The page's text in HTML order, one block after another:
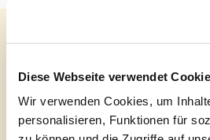
Diese Webseite verwendet
Wir verwenden Cookies, um
personalisieren, Funktionen für
Ob Schach, ob Skat,
andere Spiele: Dabei sein ist
Wo diese Senioren sind, stellt
Laune fast von selbst ein!